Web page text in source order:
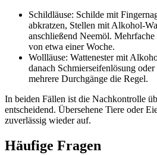
Schildläuse: Schilde mit
abkratzen, Stellen mit Alkohol-
anschließend Neemöl.
von etwa einer Woche.
Wollläuse: Wattenester mit
danach Schmierseifenlösung
mehrere Durchgänge die Regel.
In beiden Fällen ist die Nachkontrolle
entscheidend. Übersehene Tiere oder
zuverlässig wieder auf.
Häufige Fragen